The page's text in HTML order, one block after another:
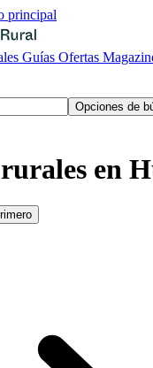
principal
Guías Ofertas
Opciones de
en